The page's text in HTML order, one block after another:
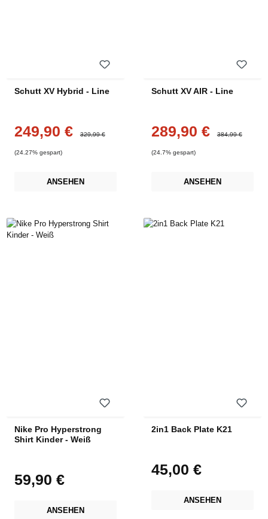
Schutt XV Hybrid - Line
Verkaufspreis:
249,90 € 329,99 €
(24.27% gespart)
ANSEHEN
Schutt XV AIR - Line
Verkaufspreis:
289,90 € 384,99 €
(24.7% gespart)
ANSEHEN
Nike Pro Hyperstrong
Shirt Kinder - Weiß
Regulärer Preis:
59,90 €
ANSEHEN
2in1 Back Plate K21
Regulärer Preis:
45,00 €
ANSEHEN